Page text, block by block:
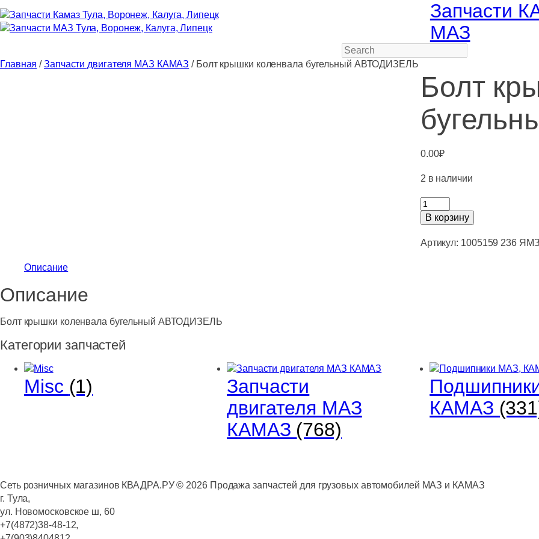
Запчасти
МАЗ
Search
Главная /Запчасти двигателя МАЗ КАМАЗ / Болт крышки коленвала бугельный АВТОДИЗЕЛЬ
Болт
0.00₽
2 в наличии
Количество
товара
крышки
В корзину
Артикул: 1005159 236 ЯМЗ
Описание
Описание
Болт крышки коленвала бугельный АВТОДИЗЕЛЬ
Категории запчастей
Misc (1)
Запчасти
двигателя МАЗ
КАМАЗ (768)
КАМАЗ
Сеть розничных магазинов КВАДРА.РУ © 2026Продажа запчастей для грузовых автомобилей МАЗ и КАМАЗ
г. Тула,
ул. Новомосковское ш, 60
+7(4872)38-48-12,